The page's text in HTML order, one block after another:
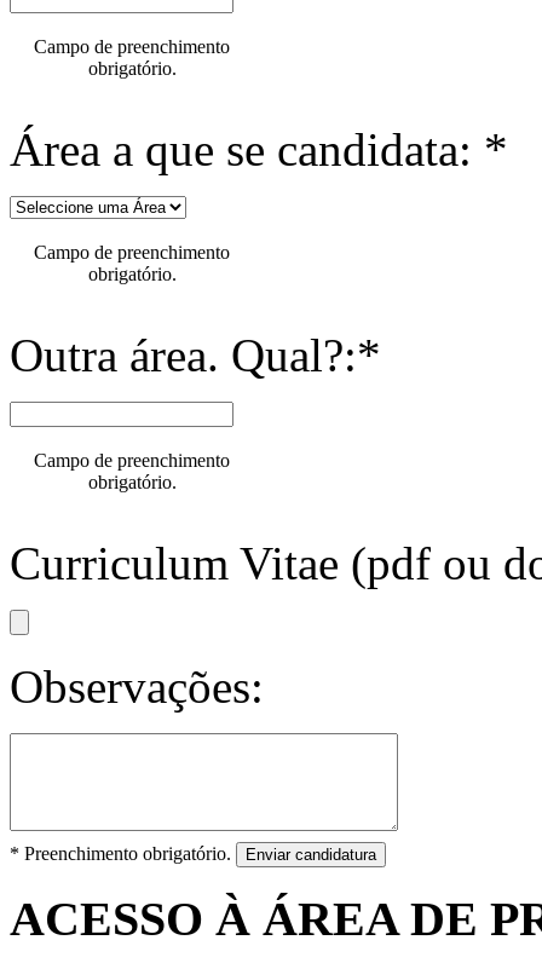
Campo de preenchimento
obrigatório.
Área a que se candidata: *
Campo de preenchimento
obrigatório.
Outra área. Qual?:*
Campo de preenchimento
obrigatório.
Curriculum Vitae (pdf ou
Observações:
* Preenchimento obrigatório. Enviar candidatura
ACESSO À ÁREA DE